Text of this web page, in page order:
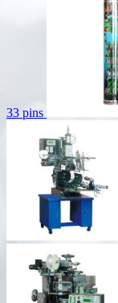
33 pins